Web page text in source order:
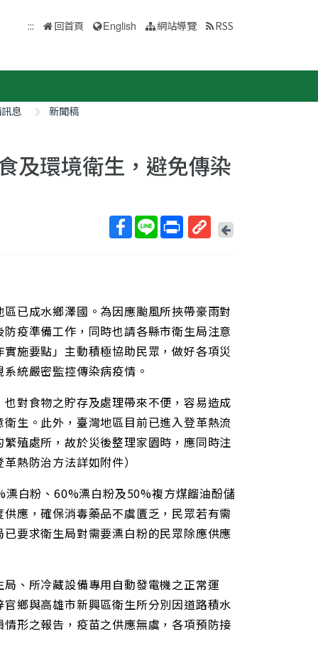
::: 回首頁 English 網站導覽 RSS
息 新聞稿
及環境衛生，避免傳染
址
回
上
已成水鄉澤國。為因應颱風所挾帶豪雨對
疫準備工作，同時也請各縣市衛生局注意
施要點」主動積極協助民眾，做好各項災
統嚴密監控傳染病疫情。
對食物之貯存及處理帶來不便，容易造成
生。此外，臺灣地區目前已進入登革熱流
殖處所，故於災後整理家園時，應同時注
熱防治方法詳如附件）
白粉、60%漂白粉及50%複方煤餾油酚儲
應，確保消毒藥品不虞匱乏，民眾若有需
要求衛生局對需要漂白粉的民眾除應供應
、所冷藏設備專用自動發電機之正常運
鄉與高雄市新興區衛生所分別因道路積水
形之報告，疫苗之供應無虞，各項預防接